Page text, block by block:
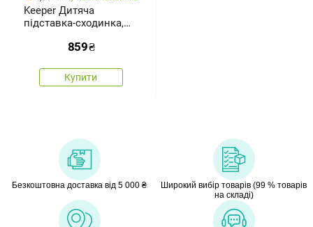
Keeper Дитяча
підставка-сходинка,
859₴
Купити
Безкоштовна доставка від 5 000 ₴
Широкий вибір товарів (99 % товарів
на складі)